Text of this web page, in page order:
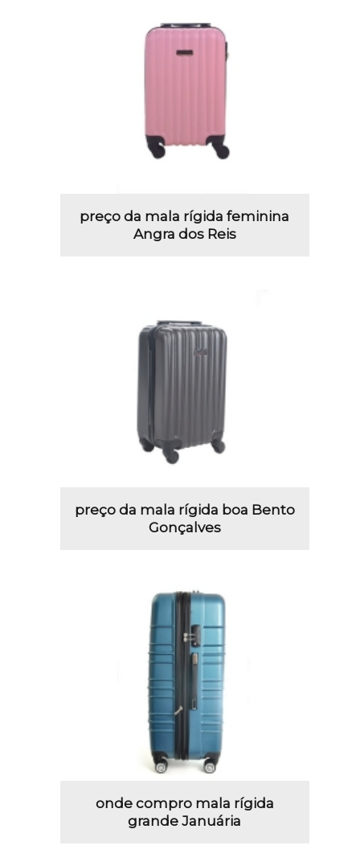
preço da mala rígida feminina
Angra dos Reis
preço da mala rígida boa Bento
Gonçalves
onde compro mala rígida
grande Januária